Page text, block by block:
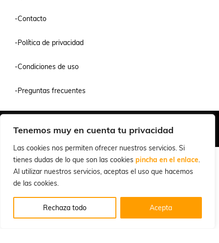
Tenemos muy en cuenta tu privacidad
Las cookies nos permiten ofrecer nuestros servicios. Si
tienes dudas de lo que son las cookies pincha en el enlace.
Al utilizar nuestros servicios, aceptas el uso que hacemos
de las cookies.
Rechaza todo Acepta
-Contacto
-Política de privacidad
-Condiciones de uso
-Preguntas frecuentes
© 2026 Cuchillalia.com